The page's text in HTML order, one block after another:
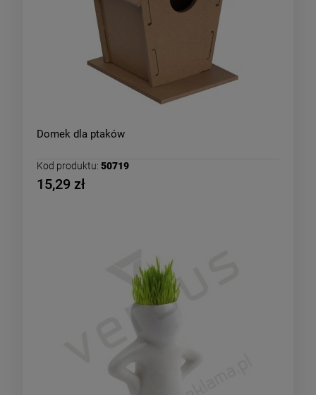
Domek dla ptaków
Kod produktu: 50719
15,29 zł